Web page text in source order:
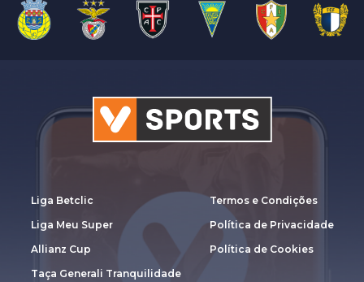
Liga Betclic
Liga Meu Super
Allianz Cup
Taça Generali Tranquilidade
Termos e Condições
Política de Privacidade
Política de Cookies